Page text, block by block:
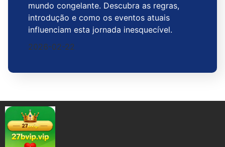
mundo congelante. Descubra as regras,
introdução e como os eventos atuais
influenciam esta jornada inesquecível.
2026-02-22